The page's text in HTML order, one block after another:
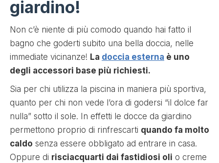
giardino!
Non c’è niente di più comodo quando hai fatto il
bagno che goderti subito una bella doccia, nelle
immediate vicinanze! La doccia esterna è uno
degli accessori base più richiesti.
Sia per chi utilizza la piscina in maniera più sportiva,
quanto per chi non vede l’ora di godersi “il dolce far
nulla” sotto il sole. In effetti le docce da giardino
permettono proprio di rinfrescarti quando fa molto
caldo senza essere obbligato ad entrare in casa.
Oppure di risciacquarti dai fastidiosi oli o creme